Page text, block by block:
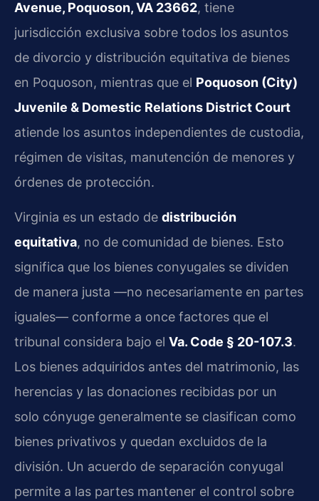
Avenue, Poquoson, VA 23662, tiene
jurisdicción exclusiva sobre todos los asuntos
de divorcio y distribución equitativa de bienes
en Poquoson, mientras que el Poquoson (City)
Juvenile & Domestic Relations District Court
atiende los asuntos independientes de custodia,
régimen de visitas, manutención de menores y
órdenes de protección.
Virginia es un estado de distribución
equitativa, no de comunidad de bienes. Esto
significa que los bienes conyugales se dividen
de manera justa —no necesariamente en partes
iguales— conforme a once factores que el
tribunal considera bajo el Va. Code § 20-107.3.
Los bienes adquiridos antes del matrimonio, las
herencias y las donaciones recibidas por un
solo cónyuge generalmente se clasifican como
bienes privativos y quedan excluidos de la
división. Un acuerdo de separación conyugal
permite a las partes mantener el control sobre